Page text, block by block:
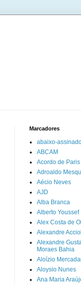
Marcadores
abaixo-
ABCAM
Acordo de Paris
Adroaldo
Aécio Neves
AJD
Alba Branca
Alberto Youssef
Alex Costa de
Alexandre
Alexandre
Moraes Bahia
Aloízio
Aloysio Nunes
Ana Maria